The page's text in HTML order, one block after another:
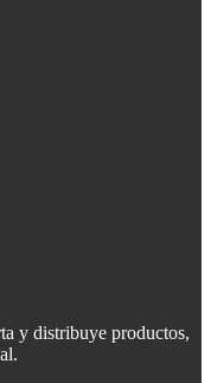
y distribuye productos,